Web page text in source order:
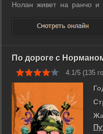
Нолан живет на ранчо и
числа сирот и
Несс управляет горным
участок где под землей
По дороге с
4.1/5 (135